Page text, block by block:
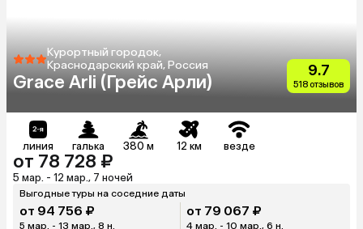
Курортный городок,
Краснодарский край, Россия
Grace Arli (Грейс Арли)
9.7
518 отзывов
линия галька 380 м 12 км везде
от 78 728 ₽
5 мар. - 12 мар., 7 ночей
Выгодные туры на соседние даты
от 94 756 ₽
5 мар. - 13 мар., 8 н.
от 79 067 ₽
4 мар. - 10 мар., 6 н.